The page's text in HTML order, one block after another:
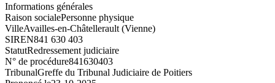
Informations générales
Raison socialePersonne physique
VilleAvailles-en-Châtellerault (Vienne)
SIREN841 630 403
StatutRedressement judiciaire
N° de procédure841630403
TribunalGreffe du Tribunal Judiciaire de Poitiers